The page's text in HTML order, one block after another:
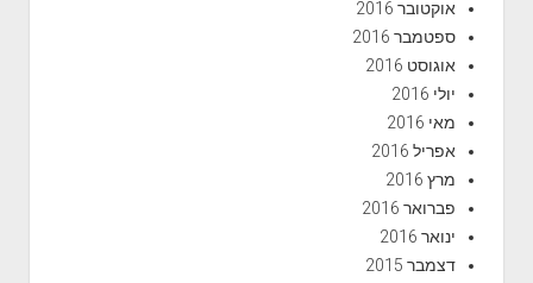
אוקטובר 2016
ספטמבר 2016
אוגוסט 2016
יולי 2016
מאי 2016
אפריל 2016
מרץ 2016
פברואר 2016
ינואר 2016
דצמבר 2015